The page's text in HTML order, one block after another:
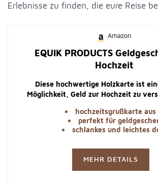
Erlebnisse zu finden, die eure Reise
Amazon
EQUIK PRODUCTS
Hochzeit
Diese hochwertige Holzkarte ist
Möglichkeit, Geld zur Hochzeit zu
hochzeitsgrußkarte aus
perfekt für
schlankes und leichtes
MEHR DETAILS